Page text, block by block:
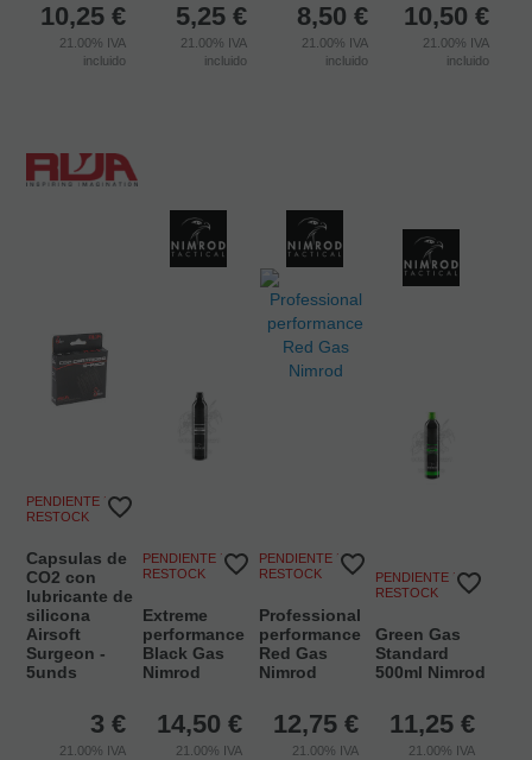
10,25 €
21.00% IVA
incluido
5,25 €
21.00% IVA
incluido
8,50 €
21.00% IVA
incluido
10,50 €
21.00% IVA
incluido
PENDIENTE DE
RESTOCK
Capsulas de
CO2 con
lubricante de
silicona
Airsoft
Surgeon -
5unds
3 €
21.00% IVA
PENDIENTE DE
RESTOCK
Extreme
performance
Black Gas
Nimrod
14,50 €
21.00% IVA
PENDIENTE DE
RESTOCK
Professional
performance
Red Gas
Nimrod
12,75 €
21.00% IVA
PENDIENTE DE
RESTOCK
Green Gas
Standard
500ml Nimrod
11,25 €
21.00% IVA